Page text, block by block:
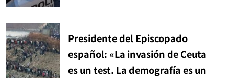
Presidente del Episcopado
español: «La invasión de Ceuta
es un test. La demografía es un